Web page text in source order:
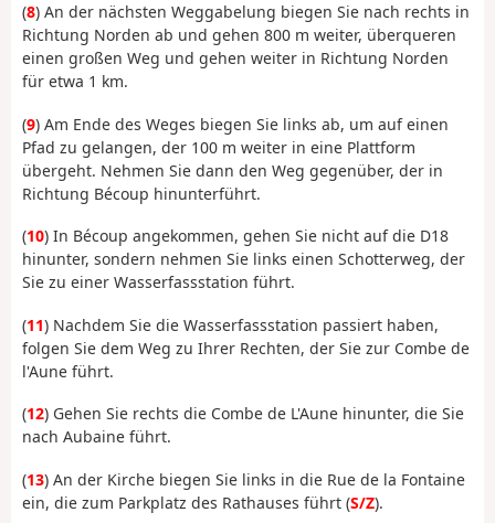
(8) An der nächsten Weggabelung biegen Sie nach rechts in
Richtung Norden ab und gehen 800 m weiter, überqueren
einen großen Weg und gehen weiter in Richtung Norden
für etwa 1 km.
(9) Am Ende des Weges biegen Sie links ab, um auf einen
Pfad zu gelangen, der 100 m weiter in eine Plattform
übergeht. Nehmen Sie dann den Weg gegenüber, der in
Richtung Bécoup hinunterführt.
(10) In Bécoup angekommen, gehen Sie nicht auf die D18
hinunter, sondern nehmen Sie links einen Schotterweg, der
Sie zu einer Wasserfassstation führt.
(11) Nachdem Sie die Wasserfassstation passiert haben,
folgen Sie dem Weg zu Ihrer Rechten, der Sie zur Combe de
l'Aune führt.
(12) Gehen Sie rechts die Combe de L'Aune hinunter, die Sie
nach Aubaine führt.
(13) An der Kirche biegen Sie links in die Rue de la Fontaine
ein, die zum Parkplatz des Rathauses führt (S/Z).